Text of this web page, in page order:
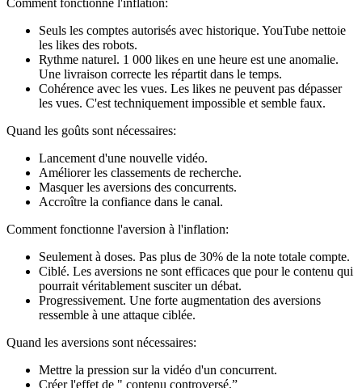
Comment fonctionne l'inflation:
Seuls les comptes autorisés avec historique. YouTube nettoie
les likes des robots.
Rythme naturel. 1 000 likes en une heure est une anomalie.
Une livraison correcte les répartit dans le temps.
Cohérence avec les vues. Les likes ne peuvent pas dépasser
les vues. C'est techniquement impossible et semble faux.
Quand les goûts sont nécessaires:
Lancement d'une nouvelle vidéo.
Améliorer les classements de recherche.
Masquer les aversions des concurrents.
Accroître la confiance dans le canal.
Comment fonctionne l'aversion à l'inflation:
Seulement à doses. Pas plus de 30% de la note totale compte.
Ciblé. Les aversions ne sont efficaces que pour le contenu qui
pourrait véritablement susciter un débat.
Progressivement. Une forte augmentation des aversions
ressemble à une attaque ciblée.
Quand les aversions sont nécessaires:
Mettre la pression sur la vidéo d'un concurrent.
Créer l'effet de " contenu controversé.”